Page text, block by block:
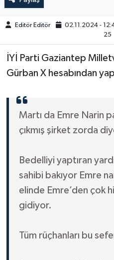
Editör Editör 02.11.2024 -
25
İYİ Parti Gaziantep
Gürban X hesabından
Martı da Emre Narin
çıkmış şirket zorda
Bedelliyi yaptıran
sahibi bakıyor Emre
elinde Emre’den çok
gidiyor.
Tüm rüçhanları bu